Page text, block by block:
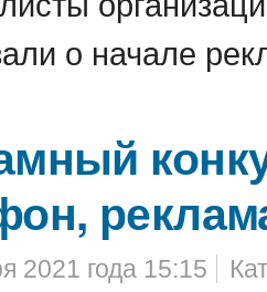
о начале
2021 года 15:15